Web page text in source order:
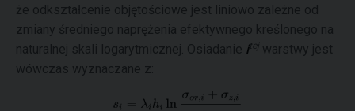
że odkształcenie objętościowe jest liniowo zależne od
zmiany średniego naprężenia efektywnego kreślonego na
naturalnej skali logarytmicznej. Osiadanie itej warstwy jest
wówczas wyznaczane z: